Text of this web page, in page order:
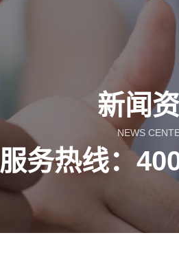
新闻
NEWS
服务热线：